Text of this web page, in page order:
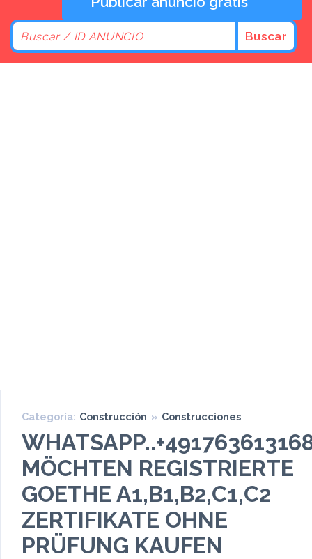
Buscar
Categoría: Construcción » Construcciones
MÖCHTEN REGISTRIERTE
GOETHE A1,B1,B2,C1,C2
ZERTIFIKATE OHNE
PRÜFUNG KAUFEN